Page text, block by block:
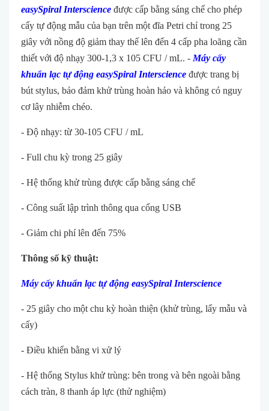
easySpiral Interscience được cấp bằng sáng chế cho phép
cấy tự động mẫu của bạn trên một đĩa Petri chỉ trong 25
giây với nồng độ giảm thay thế lên đến 4 cấp pha loãng cần
thiết với độ nhạy 300-1,3 x 105 CFU / mL. - Máy cấy
khuẩn lạc tự động easySpiral Interscience được trang bị
bút stylus, bảo đảm khử trùng hoàn hảo và không có nguy
cơ lây nhiễm chéo.
- Độ nhạy: từ 30-105 CFU / mL
- Full chu kỳ trong 25 giây
- Hệ thống khử trùng được cấp bằng sáng chế
- Công suất lập trình thông qua cổng USB
- Giảm chi phí lên đến 75%
Thông số kỹ thuật:
Máy cấy khuẩn lạc tự động easySpiral Interscience
- 25 giây cho một chu kỳ hoàn thiện (khử trùng, lấy mẫu và
cấy)
- Điều khiển bằng vi xử lý
- Hệ thống Stylus khử trùng: bên trong và bên ngoài bằng
cách tràn, 8 thanh áp lực (thử nghiệm)